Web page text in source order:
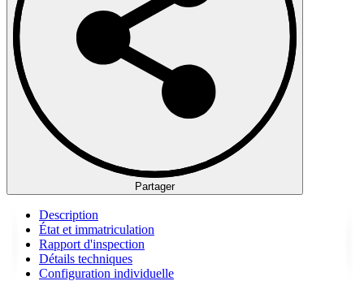
Partager
Description
État et immatriculation
Rapport d'inspection
Détails techniques
Configuration individuelle